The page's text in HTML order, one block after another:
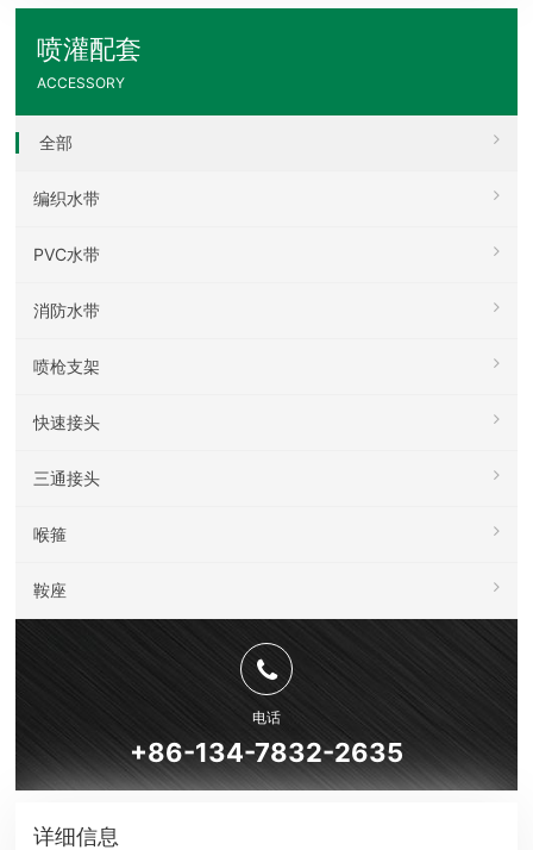
喷灌配套
ACCESSORY
全部
编织水带
PVC水带
消防水带
喷枪支架
快速接头
三通接头
喉箍
鞍座
电话
+86-134-7832-2635
详细信息